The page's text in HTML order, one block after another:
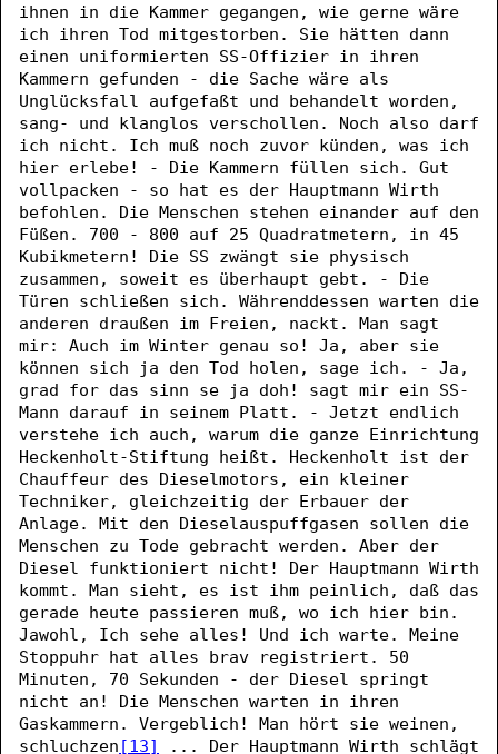
ihnen in die Kammer gegangen, wie gerne wäre
ich ihren Tod mitgestorben. Sie hätten dann
einen uniformierten SS-Offizier in ihren
Kammern gefunden - die Sache wäre als
Unglücksfall aufgefaßt und behandelt worden,
sang- und klanglos verschollen. Noch also darf
ich nicht. Ich muß noch zuvor künden, was ich
hier erlebe! - Die Kammern füllen sich. Gut
vollpacken - so hat es der Hauptmann Wirth
befohlen. Die Menschen stehen einander auf den
Füßen. 700 - 800 auf 25 Quadratmetern, in 45
Kubikmetern! Die SS zwängt sie physisch
zusammen, soweit es überhaupt gebt. - Die
Türen schließen sich. Währenddessen warten die
anderen draußen im Freien, nackt. Man sagt
mir: Auch im Winter genau so! Ja, aber sie
können sich ja den Tod holen, sage ich. - Ja,
grad for das sinn se ja doh! sagt mir ein SS-
Mann darauf in seinem Platt. - Jetzt endlich
verstehe ich auch, warum die ganze Einrichtung
Heckenholt-Stiftung heißt. Heckenholt ist der
Chauffeur des Dieselmotors, ein kleiner
Techniker, gleichzeitig der Erbauer der
Anlage. Mit den Dieselauspuffgasen sollen die
Menschen zu Tode gebracht werden. Aber der
Diesel funktioniert nicht! Der Hauptmann Wirth
kommt. Man sieht, es ist ihm peinlich, daß das
gerade heute passieren muß, wo ich hier bin.
Jawohl, Ich sehe alles! Und ich warte. Meine
Stoppuhr hat alles brav registriert. 50
Minuten, 70 Sekunden - der Diesel springt
nicht an! Die Menschen warten in ihren
Gaskammern. Vergeblich! Man hört sie weinen,
schluchzen [13]
... Der Hauptmann Wirth schlägt